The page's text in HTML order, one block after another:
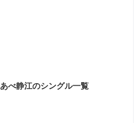
あべ静江のシングル一覧